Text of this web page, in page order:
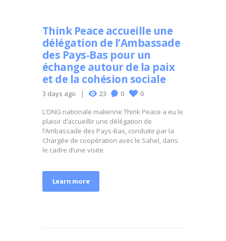
Think Peace accueille une
délégation de l’Ambassade
des Pays-Bas pour un
échange autour de la paix
et de la cohésion sociale
3 days ago 23 0 0
L’ONG nationale malienne Think Peace a eu le
plaisir d’accueillir une délégation de
l’Ambassade des Pays-Bas, conduite par la
Chargée de coopération avec le Sahel, dans
le cadre d’une visite
Learn more